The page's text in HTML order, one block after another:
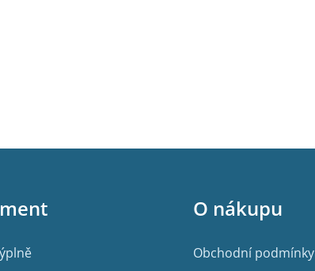
O nákupu
Obchodní podmínky